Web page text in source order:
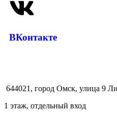
ВКонтакте
644021, город Омск, улица 9
1 этаж, отдельный вход